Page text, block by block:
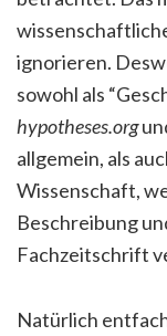
ignorieren.
sowohl als
hypotheses.org
allgemein, als
Wissenschaft,
Beschreibung
Fachzeitschrift
Natürlich